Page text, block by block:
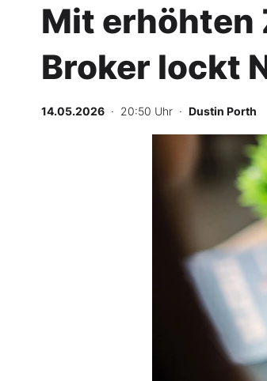
Finanz-Check
Abo & Shop
BO-Musterdepots
Mein Konto
Mit erhöhten
Broker lockt
14.05.2026 · 20:50 Uhr · Dustin Porth